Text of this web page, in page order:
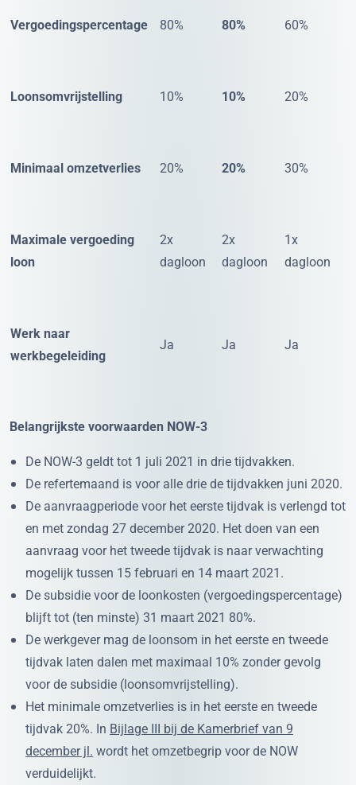
Vergoedingspercentage 80% 80% 60%
Loonsomvrijstelling 10% 10% 20%
Minimaal omzetverlies 20% 20% 30%
Maximale vergoeding
loon
2x
dagloon
2x
dagloon
1x
dagloon
Werk naar
werkbegeleiding
Ja Ja Ja
Belangrijkste voorwaarden NOW-3
De NOW-3 geldt tot 1 juli 2021 in drie tijdvakken.
De refertemaand is voor alle drie de tijdvakken juni 2020.
De aanvraagperiode voor het eerste tijdvak is verlengd tot
en met zondag 27 december 2020. Het doen van een
aanvraag voor het tweede tijdvak is naar verwachting
mogelijk tussen 15 februari en 14 maart 2021.
De subsidie voor de loonkosten (vergoedingspercentage)
blijft tot (ten minste) 31 maart 2021 80%.
De werkgever mag de loonsom in het eerste en tweede
tijdvak laten dalen met maximaal 10% zonder gevolg
voor de subsidie (loonsomvrijstelling).
Het minimale omzetverlies is in het eerste en tweede
tijdvak 20%. In Bijlage III bij de Kamerbrief van 9
december jl. wordt het omzetbegrip voor de NOW
verduidelijkt.